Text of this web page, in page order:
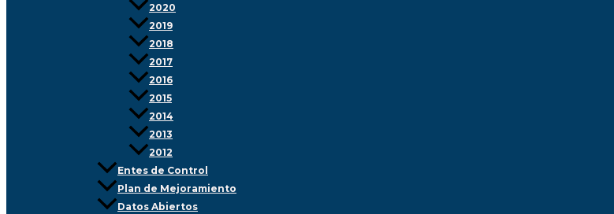
2020
2019
2018
2017
2016
2015
2014
2013
2012
Entes de Control
Plan de Mejoramiento
Datos Abiertos